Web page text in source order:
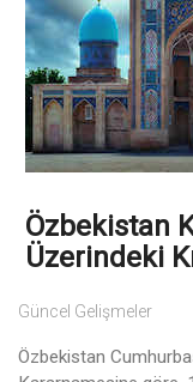
Özbekistan
Üzerindeki
Güncel Gelişmeler
Özbekistan